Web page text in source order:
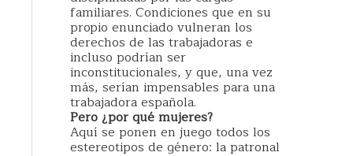
familiares. Condiciones que en su
propio enunciado vulneran los
derechos de las trabajadoras e
incluso podrían ser
inconstitucionales, y que, una vez
más, serían impensables para una
trabajadora española.
Pero ¿por qué mujeres?
Aquí se ponen en juego todos los
estereotipos de género: la patronal